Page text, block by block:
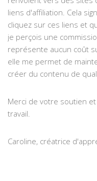
liens d'affiliation. Cela
cliquez sur ces liens et
je perçois une
représente aucun coût
elle me permet de
créer du contenu de
Merci de votre soutien
travail.
Caroline, créatrice